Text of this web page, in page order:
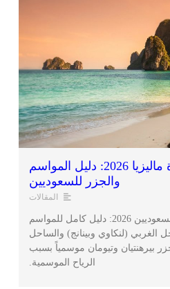
أفضل وقت لزيارة ماليزيا 2026: دليل المواسم
والجزر للسعوديين
المقالات
أفضل وقت لزيارة ماليزيا للسعوديين 2026: دليل كامل للمواسم
الغربي (لنكاوي وبينانج) والساحل
بيرهنتيان وتيومان موسمياً بسبب
الرياح الموسمية.